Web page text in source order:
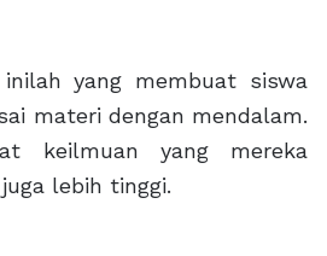
yang membuat siswa
materi dengan mendalam.
keilmuan yang mereka
lebih tinggi.